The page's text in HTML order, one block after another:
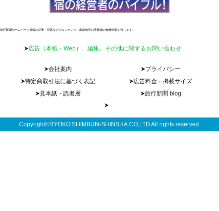
旅行新聞ホームページ掲載の記事・写真などのコンテンツ、出版物等の著作物の無断転載を禁じます。
広告（本紙・Web）、編集、その他に関するお問い合わせ
会社案内
プライバシー
特定商取引法に基づく表記
広告料金・掲載サイズ
見本紙・読者層
旅行新聞 blog
Copyright©RYOKO SHIMBUN-SHINSHA.CO,LTD All rights reserved.